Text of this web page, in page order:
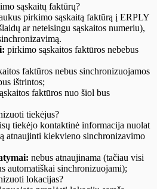
sąskaitų faktūrų?
pirkimo sąskaitą faktūrą į ERPLY
ar neteisingu sąskaitos numeriu),
pirkimo sąskaitos faktūros nebebus
faktūros nebus sinchronizuojamos
ištrintos;
faktūros nuo šiol bus
tiekėjus?
tiekėjo kontaktinė informacija nuolat
atnaujinti kiekvieno sinchronizavimo
nebus atnaujinama (tačiau visi
automatiškai sinchronizuojami);
lokacijas?